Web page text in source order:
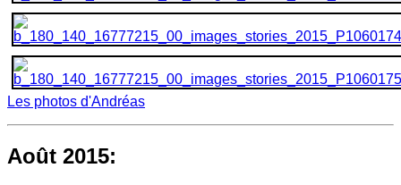
Les photos d'Andréas
Août 2015: